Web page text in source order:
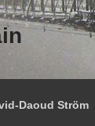
Daoud Ström